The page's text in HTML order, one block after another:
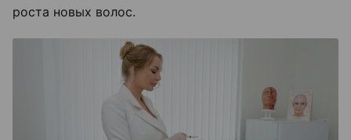
роста новых волос.